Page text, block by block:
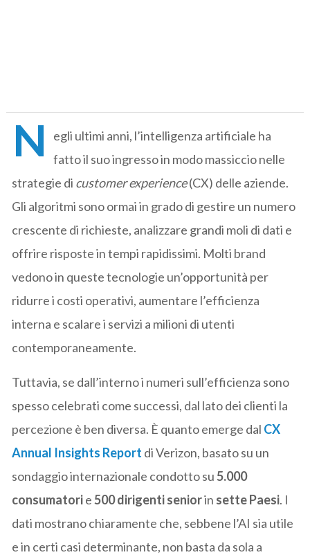
N
egli ultimi anni, l’intelligenza artificiale ha
fatto il suo ingresso in modo massiccio nelle
strategie di customer experience(CX) delle aziende.
Gli algoritmi sono ormai in grado di gestire un numero
crescente di richieste, analizzare grandi moli di dati e
offrire risposte in tempi rapidissimi. Molti brand
vedono in queste tecnologie un’opportunità per
ridurre i costi operativi, aumentare l’efficienza
interna e scalare i servizi a milioni di utenti
contemporaneamente.
Tuttavia, se dall’interno i numeri sull’efficienza sono
spesso celebrati come successi, dal lato dei clienti la
percezione è ben diversa. È quanto emerge dal CX
Annual Insights Report di Verizon, basato su un
sondaggio internazionale condotto su5.000
consumatorie500 dirigenti seniorin sette Paesi. I
dati mostrano chiaramente che, sebbene l’AI sia utile
e in certi casi determinante, non basta da sola a